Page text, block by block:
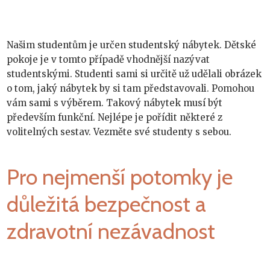
Našim studentům je určen studentský nábytek.Dětské
pokoje je v tomto případě vhodnější nazývat
studentskými. Studenti sami si určitě už udělali obrázek
o tom, jaký nábytek by si tam představovali. Pomohou
vám sami s výběrem. Takový nábytek musí být
především funkční. Nejlépe je pořídit některé z
volitelných sestav. Vezměte své studenty s sebou.
Pro nejmenší potomky je
důležitá bezpečnost a
zdravotní nezávadnost